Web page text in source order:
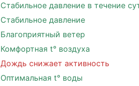
Стабильное давление в течение
Стабильное давление
Благоприятный ветер
Комфортная t° воздуха
Дождь снижает активность
Оптимальная t° воды